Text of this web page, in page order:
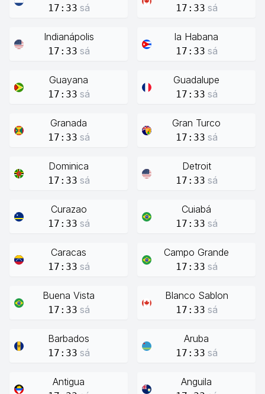
17:33 sá 17:33 sá
Indianápolis
17:33 sá
la Habana
17:33 sá
Guayana
17:33 sá
Guadalupe
17:33 sá
Granada
17:33 sá
Gran Turco
17:33 sá
Dominica
17:33 sá
Detroit
17:33 sá
Curazao
17:33 sá
Cuiabá
17:33 sá
Caracas
17:33 sá
Campo Grande
17:33 sá
Buena Vista
17:33 sá
Blanco Sablon
17:33 sá
Barbados
17:33 sá
Aruba
17:33 sá
Antigua Anguila